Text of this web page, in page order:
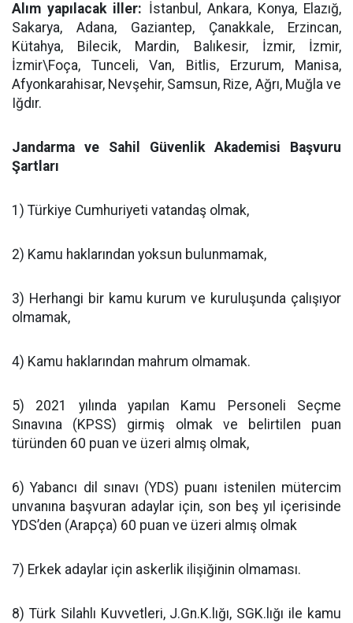
Alım yapılacak iller: İstanbul, Ankara, Konya, Elazığ,
Sakarya, Adana, Gaziantep, Çanakkale, Erzincan,
Kütahya, Bilecik, Mardin, Balıkesir, İzmir, İzmir,
İzmir\Foça, Tunceli, Van, Bitlis, Erzurum, Manisa,
Afyonkarahisar, Nevşehir, Samsun, Rize, Ağrı, Muğla ve
Iğdır.
Jandarma ve Sahil Güvenlik Akademisi Başvuru
Şartları
1) Türkiye Cumhuriyeti vatandaş olmak,
2) Kamu haklarından yoksun bulunmamak,
3) Herhangi bir kamu kurum ve kuruluşunda çalışıyor
olmamak,
4) Kamu haklarından mahrum olmamak.
5) 2021 yılında yapılan Kamu Personeli Seçme
Sınavına (KPSS) girmiş olmak ve belirtilen puan
türünden 60 puan ve üzeri almış olmak,
6) Yabancı dil sınavı (YDS) puanı istenilen mütercim
unvanına başvuran adaylar için, son beş yıl içerisinde
YDS’den (Arapça) 60 puan ve üzeri almış olmak
7) Erkek adaylar için askerlik ilişiğinin olmaması.
8) Türk Silahlı Kuvvetleri, J.Gn.K.lığı, SGK.lığı ile kamu